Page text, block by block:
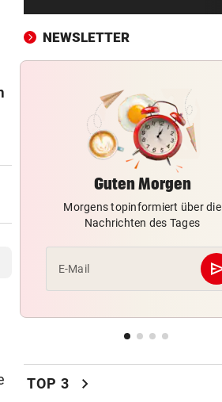
András Baka soll neuer
Ungarns werden
AUFSTEIGER WILL DUO vor
ÖFB-Teamspieler?
SCHWERE KOLLISIONEN vor
Tirol: Drei verletzte Biker
heftigen Unfällen
VOM LAND KÄRNTEN vor
Mehr Geld für Kastration von
Streunerkatzen
vor
Sorge um ihren Vater
Der FC Arsenal hat einen
Mittelfeldspieler
NEWSLETTER
Guten Morgen
Morgens topinformiert über die
Nachrichten des Tages
E-Mail
TOP 3 chevron_right